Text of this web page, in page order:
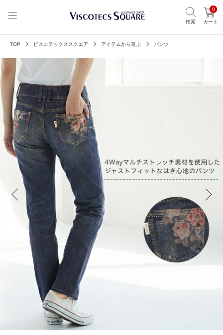
検索
0
カート
TOP ビスコテックススクエア アイテムから選ぶ パンツ